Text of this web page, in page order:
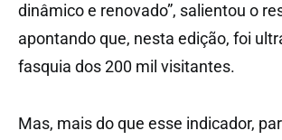
dinâmico e renovado”, salientou o
apontando que, nesta edição, foi
fasquia dos 200 mil visitantes.
Mas, mais do que esse indicador,